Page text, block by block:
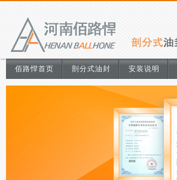
佰路悍首页 剖分式油封 安装说明